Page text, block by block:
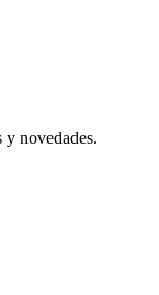
y novedades.